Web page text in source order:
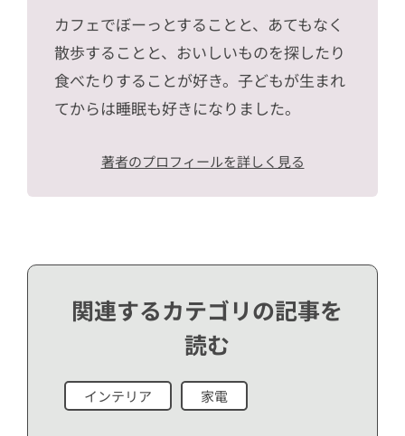
カフェでぼーっとすることと、あてもなく
散歩することと、おいしいものを探したり
食べたりすることが好き。子どもが生まれ
てからは睡眠も好きになりました。
著者のプロフィールを詳しく見る
関連するカテゴリの記事を
読む
インテリア 家電